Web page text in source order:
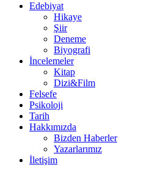
Edebiyat
Hikaye
Şiir
Deneme
Biyografi
İncelemeler
Kitap
Dizi&Film
Felsefe
Psikoloji
Tarih
Hakkımızda
Bizden Haberler
Yazarlarımız
İletişim